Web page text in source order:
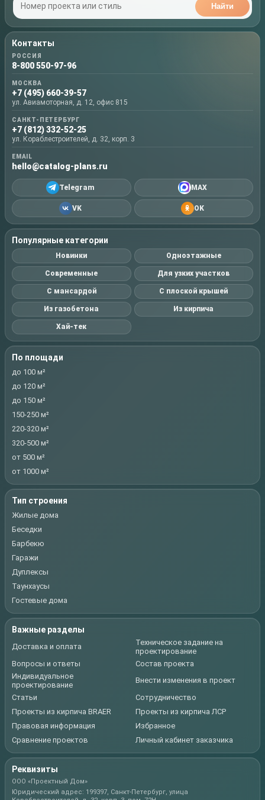
Найти
Контакты
РОССИЯ
8-800 550-97-96
МОСКВА
+7 (495) 660-39-57
ул. Авиамоторная, д. 12, офис 815
САНКТ-ПЕТЕРБУРГ
+7 (812) 332-52-25
ул. Кораблестроителей, д. 32, корп. 3
EMAIL
hello@catalog-plans.ru
Telegram MAX
VK OK
Популярные категории
Новинки Одноэтажные
Современные Для узких участков
С мансардой С плоской крышей
Из газобетона Из кирпича
Хай-тек
По площади
до 100 м²
до 120 м²
до 150 м²
150-250 м²
220-320 м²
320-500 м²
от 500 м²
от 1000 м²
Тип строения
Жилые дома
Беседки
Барбекю
Гаражи
Дуплексы
Таунхаусы
Гостевые дома
Важные разделы
Доставка и оплата
Техническое задание на
проектирование
Вопросы и ответы
Состав проекта
Индивидуальное
проектирование
Внести изменения в проект
Статьи
Сотрудничество
Проекты из кирпича BRAER
Проекты из кирпича ЛСР
Правовая информация
Избранное
Сравнение проектов
Личный кабинет заказчика
Реквизиты
ООО «Проектный Дом»
Юридический адрес: 199397, Санкт-Петербург, улица